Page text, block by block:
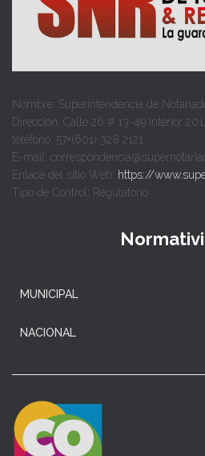
Nombre: Superintendencia de
Dirección: Calle 26 # 13-49 Interior
teléfono: 57+(601) 328 2121
E-mail:
Enlace del sitio Web: https://
Tipo de Control: Regulatorio
MUNICIPAL
NACIONAL